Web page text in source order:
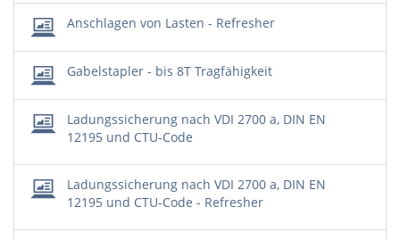
Anschlagen von Lasten - Refresher
Gabelstapler - bis 8T Tragfähigkeit
Ladungssicherung nach VDI 2700 a, DIN EN
12195 und CTU-Code
Ladungssicherung nach VDI 2700 a, DIN EN
12195 und CTU-Code - Refresher